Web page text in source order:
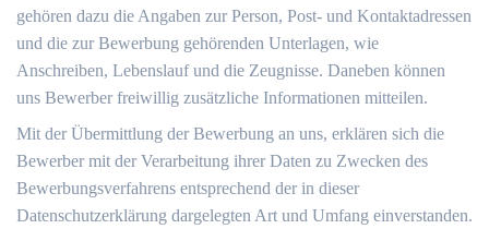
gehören dazu die Angaben zur Person, Post- und Kontaktadressen
und die zur Bewerbung gehörenden Unterlagen, wie
Anschreiben, Lebenslauf und die Zeugnisse. Daneben können
uns Bewerber freiwillig zusätzliche Informationen mitteilen.
Mit der Übermittlung der Bewerbung an uns, erklären sich die
Bewerber mit der Verarbeitung ihrer Daten zu Zwecken des
Bewerbungsverfahrens entsprechend der in dieser
Datenschutzerklärung dargelegten Art und Umfang einverstanden.